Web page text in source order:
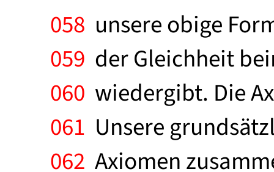
058 unsere obige
059 der Gleichheit
060 wiedergibt. Die
061 Unsere
062 Axiomen